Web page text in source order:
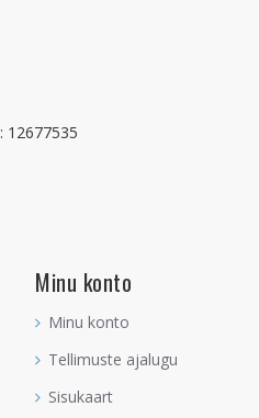
12677535
Minu konto
Minu konto
Tellimuste ajalugu
Sisukaart